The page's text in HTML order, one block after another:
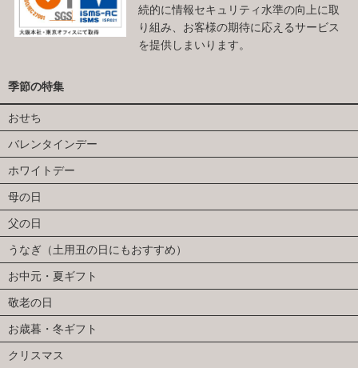
続的に情報セキュリティ水準の向上に取
り組み、お客様の期待に応えるサービス
を提供しまいります。
季節の特集
おせち
バレンタインデー
ホワイトデー
母の日
父の日
うなぎ（土用丑の日にもおすすめ）
お中元・夏ギフト
敬老の日
お歳暮・冬ギフト
クリスマス